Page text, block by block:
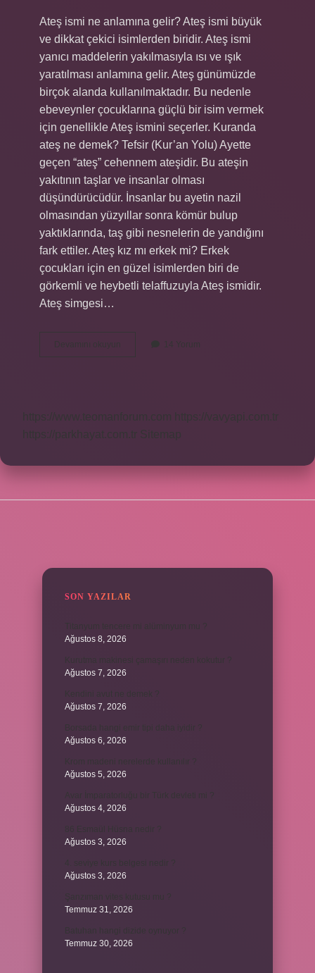
Ateş ismi ne anlamına gelir? Ateş ismi büyük
ve dikkat çekici isimlerden biridir. Ateş ismi
yanıcı maddelerin yakılmasıyla ısı ve ışık
yaratılması anlamına gelir. Ateş günümüzde
birçok alanda kullanılmaktadır. Bu nedenle
ebeveynler çocuklarına güçlü bir isim vermek
için genellikle Ateş ismini seçerler. Kuranda
ateş ne demek? Tefsir (Kur’an Yolu) Ayette
geçen “ateş” cehennem ateşidir. Bu ateşin
yakıtının taşlar ve insanlar olması
düşündürücüdür. İnsanlar bu ayetin nazil
olmasından yüzyıllar sonra kömür bulup
yaktıklarında, taş gibi nesnelerin de yandığını
fark ettiler. Ateş kız mı erkek mi? Erkek
çocukları için en güzel isimlerden biri de
görkemli ve heybetli telaffuzuyla Ateş ismidir.
Ateş simgesi…
Devamını okuyun
Ismi
14 Yorum
https://www.teomanforum.com
https://vavyapi.com.tr
https://parkhayat.com.tr
Sitemap
SON YAZILAR
Ağustos 8, 2026
Ağustos 7, 2026
Ağustos 7, 2026
Ağustos 6, 2026
Ağustos 5, 2026
Ağustos 4, 2026
Ağustos 3, 2026
Ağustos 3, 2026
Temmuz 31, 2026
Temmuz 30, 2026